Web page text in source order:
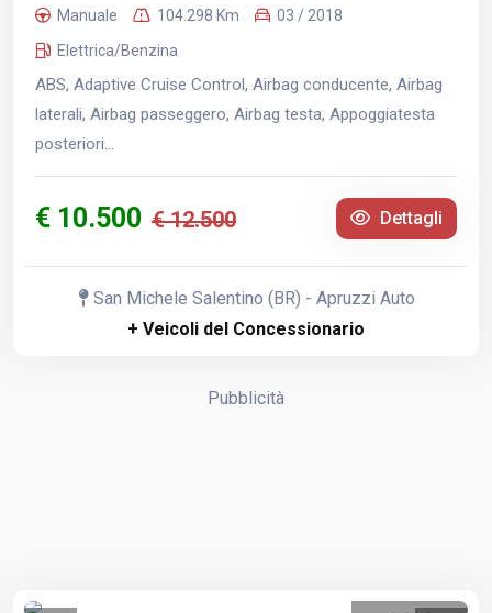
Manuale 104.298 Km
03 / 2018
Elettrica/Benzina
ABS, Adaptive Cruise Control, Airbag conducente, Airbag
laterali, Airbag passeggero, Airbag testa, Appoggiatesta
posteriori...
€ 10.500 € 12.500 Dettagli
San Michele Salentino (BR) - Apruzzi Auto
+ Veicoli del Concessionario
Pubblicità